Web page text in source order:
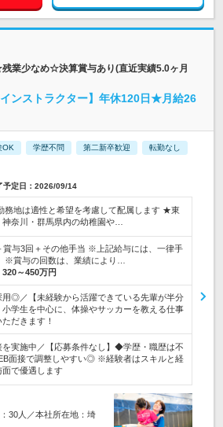
業少なめ☆決算賞与あり(直近実績5.0ヶ月
ンストラクター】年休120日★月給26
OK 学歴不問 第二新卒歓迎 転勤なし
定日：2026/09/14
地は適性と希望を考慮して配属します ★東
奈川・群馬県内の幼稚園や…
賞与3回＋その他手当 ※上記給与には、一律手
※賞与の回数は、業績により…
320～450万円
用◎／【未経験から活躍できている先輩が半分
小学生を中心に、体操やサッカーを教える仕事
だきます！
を実施中／【応募条件なし】◆学歴・職歴は不
面接で調整しやすい◎ ※経験者はスキルと経
で優遇します
30人／本社所在地：埼